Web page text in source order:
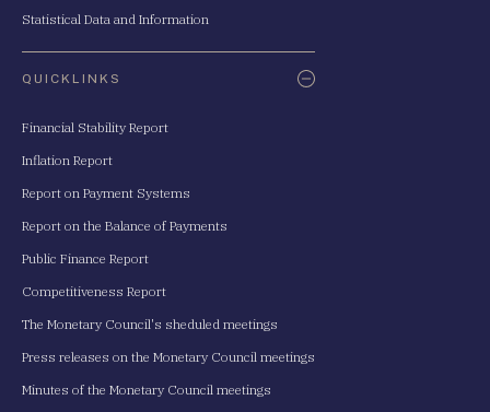
Statistical Data and Information
QUICKLINKS
Financial Stability Report
Inflation Report
Report on Payment Systems
Report on the Balance of Payments
Public Finance Report
Competitiveness Report
The Monetary Council's sheduled meetings
Press releases on the Monetary Council meetings
Minutes of the Monetary Council meetings